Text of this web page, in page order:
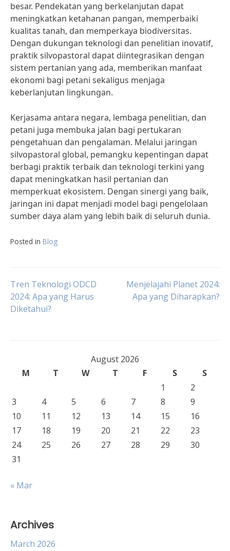
besar. Pendekatan yang berkelanjutan dapat
meningkatkan ketahanan pangan, memperbaiki
kualitas tanah, dan memperkaya biodiversitas.
Dengan dukungan teknologi dan penelitian inovatif,
praktik silvopastoral dapat diintegrasikan dengan
sistem pertanian yang ada, memberikan manfaat
ekonomi bagi petani sekaligus menjaga
keberlanjutan lingkungan.
Kerjasama antara negara, lembaga penelitian, dan
petani juga membuka jalan bagi pertukaran
pengetahuan dan pengalaman. Melalui jaringan
silvopastoral global, pemangku kepentingan dapat
berbagi praktik terbaik dan teknologi terkini yang
dapat meningkatkan hasil pertanian dan
memperkuat ekosistem. Dengan sinergi yang baik,
jaringan ini dapat menjadi model bagi pengelolaan
sumber daya alam yang lebih baik di seluruh dunia.
Posted in Blog
Post
navigation
Tren Teknologi ODCD
2024: Apa yang Harus
Diketahui?
Menjelajahi Planet 2024:
Apa yang Diharapkan?
August 2026
M
T W T F S
S
1
2
3
4 5 6 7 8
9
10
11 12 13 14 15
16
17
18 19 20 21 22
23
24
25 26 27 28 29
30
31
« Mar
Archives
March 2026